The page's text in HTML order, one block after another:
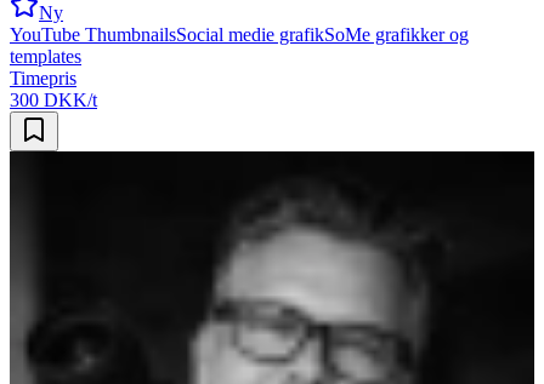
Ny
YouTube ThumbnailsSocial medie grafikSoMe grafikker og
templates
Timepris
300 DKK/t